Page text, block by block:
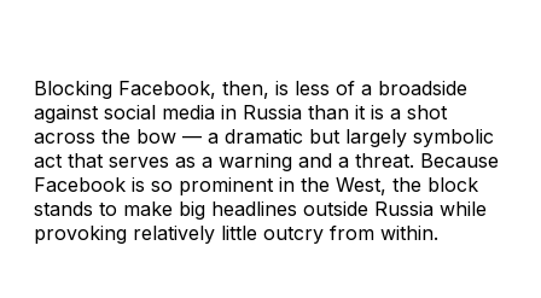
Blocking Facebook, then, is less of a broadside
against social media in Russia than it is a shot
across the bow — a dramatic but largely symbolic
act that serves as a warning and a threat. Because
Facebook is so prominent in the West, the block
stands to make big headlines outside Russia while
provoking relatively little outcry from within.